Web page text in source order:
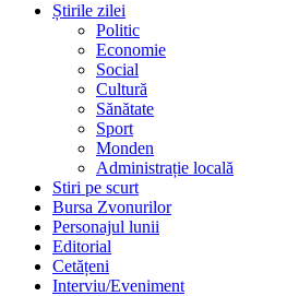
Știrile zilei
Politic
Economie
Social
Cultură
Sănătate
Sport
Monden
Administrație locală
Stiri pe scurt
Bursa Zvonurilor
Personajul lunii
Editorial
Cetățeni
Interviu/Eveniment